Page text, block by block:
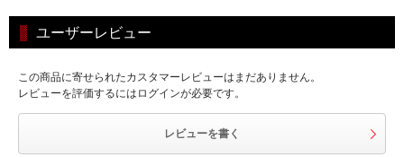
ユーザーレビュー
この商品に寄せられたカスタマーレビューはまだありません。
レビューを評価するにはログインが必要です。
レビューを書く